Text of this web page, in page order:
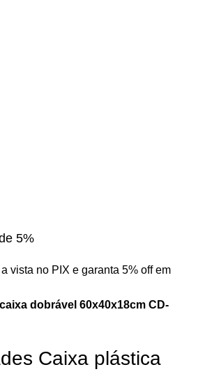
5%
vista no PIX e garanta 5% off em
dobrável 60x40x18cm CD-
Caixa plástica